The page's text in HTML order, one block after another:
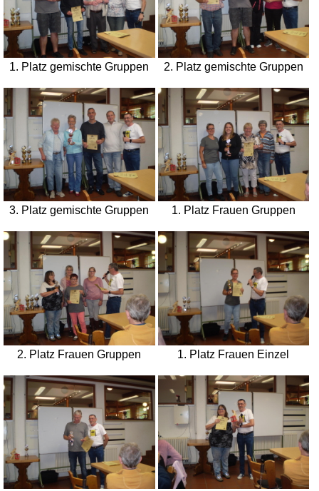
1. Platz gemischte Gruppen 2. Platz gemischte Gruppen
3. Platz gemischte Gruppen 1. Platz Frauen Gruppen
2. Platz Frauen Gruppen 1. Platz Frauen Einzel